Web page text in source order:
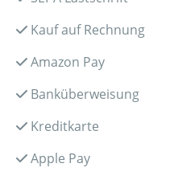
Kauf auf Rechnung
Amazon Pay
Banküberweisung
Kreditkarte
Apple Pay